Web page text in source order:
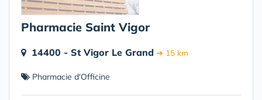
Pharmacie Saint Vigor
14400 - St Vigor Le Grand ➔ 15 km
Pharmacie d'Officine